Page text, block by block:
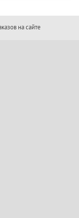
на сайте